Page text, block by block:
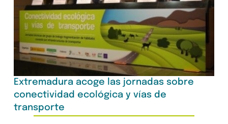
Extremadura acoge las jornadas sobre
conectividad ecológica y vías de
transporte